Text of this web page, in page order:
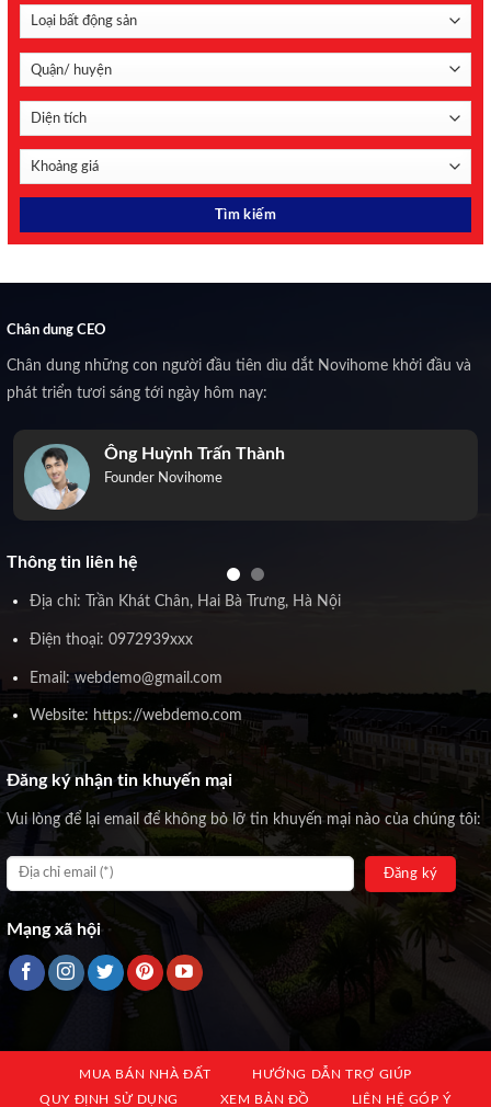
Chân dung CEO
Chân dung những con người đầu tiên dìu dắt Novihome khởi đầu và
phát triển tươi sáng tới ngày hôm nay:
Ông Huỳnh Trấn Thành
Founder Novihome
Thông tin liên hệ
Địa chỉ: Trần Khát Chân, Hai Bà Trưng, Hà Nội
Điện thoại: 0972939xxx
Email: webdemo@gmail.com
Website: https://webdemo.com
Đăng ký nhận tin khuyến mại
Vui lòng để lại email để không bỏ lỡ tin khuyến mại nào của chúng tôi:
Mạng xã hội
MUA BÁN NHÀ ĐẤT
HƯỚNG DẪN TRỢ GIÚP
QUY ĐỊNH SỬ DỤNG
XEM BẢN ĐỒ LIÊN HỆ GÓP Ý